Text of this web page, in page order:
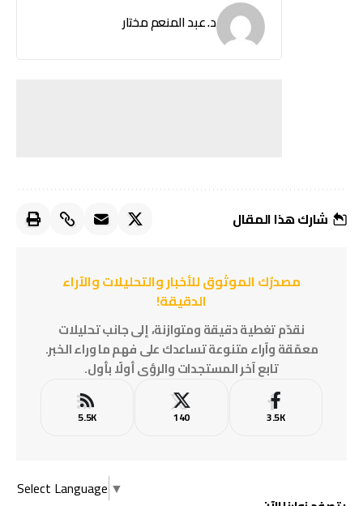
د. عبد المنعم مختار
شارك هذا المقال
مصدرُك الموثوق للأخبار والتحليلات والآراء
الدقيقة!
نقدّم تغطية دقيقة ومتوازنة، إلى جانب تحليلات
معمّقة وآراء متنوعة تساعدك على فهم ما وراء الخبر.
تابع آخر المستجدات والرؤى أولًا بأول.
3.5K
140
5.5K
Select Language ▼